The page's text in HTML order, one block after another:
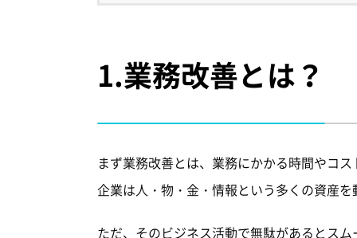
1.業務改善とは？
まず業務改善とは、業務にかかる時間やコ
企業は人・物・金・情報という多くの資産
ただ、そのビジネス活動で無駄があるとス